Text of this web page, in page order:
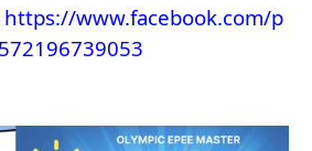
https://www.facebook.com/p